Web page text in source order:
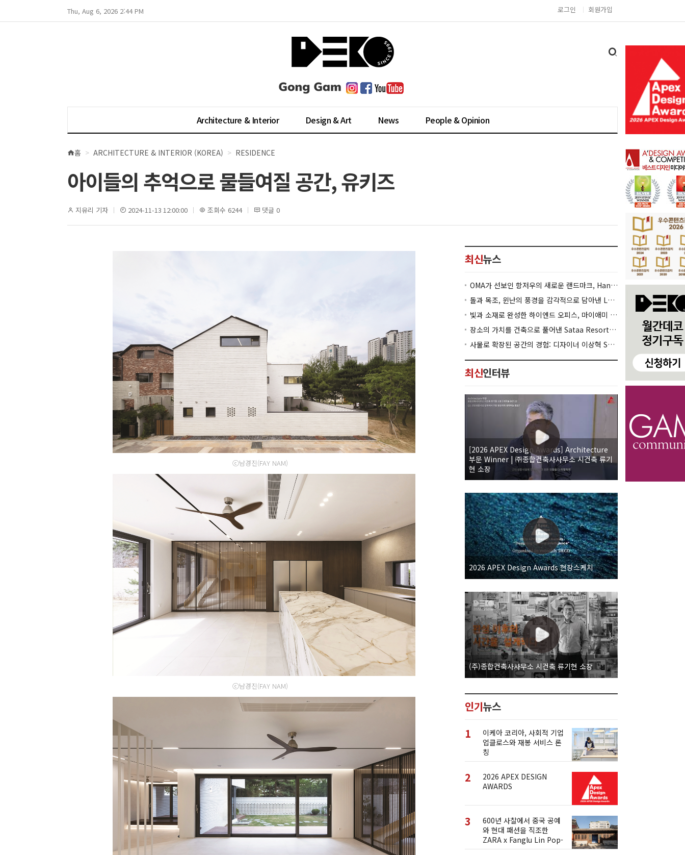
Thu, Aug 6, 2026 2:44 PM 로그인 회원가입
Architecture & Interior Design & Art News People & Opinion
현
위
치
홈 ARCHITECTURE & INTERIOR (KOREA) RESIDENCE
아이들의 추억으로 물들여질 공간, 유키즈
지유리 기자 2024-11-13 12:00:00 조회수 6244 댓글 0
ⓒ남경진(FAY NAM)
ⓒ남경진(FAY NAM)
최신뉴스
OMA가 선보인 항저우의 새로운 랜드마크, Hangzhou Prism
돌과 목조, 윈난의 풍경을 감각적으로 담아낸 Lan Bistro Yunnan Restaurant
빛과 소재로 완성한 하이엔드 오피스, 마이애미 830 Brickell
장소의 가치를 건축으로 풀어낸 Sataa Resort Nan
사물로 확장된 공간의 경험: 디자이너 이상혁 SANGHYEOK LEE
최신인터뷰
[2026 APEX Design Awards] Architecture
부문 Winner | ㈜종합건축사사무소 시건축 류기
현 소장
2026 APEX Design Awards 현장스케치
(주)종합건축사사무소 시건축 류기현 소장
인기뉴스
1
이케아 코리아, 사회적 기업
업클로스와 재봉 서비스 론
칭
2
2026 APEX DESIGN
AWARDS
3
600년 사찰에서 중국 공예
와 현대 패션을 직조한
ZARA x Fanglu Lin Pop-
Up